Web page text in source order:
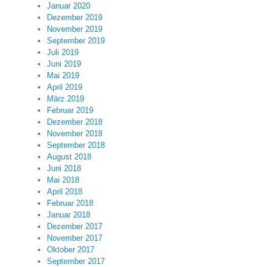
Januar 2020
Dezember 2019
November 2019
September 2019
Juli 2019
Juni 2019
Mai 2019
April 2019
März 2019
Februar 2019
Dezember 2018
November 2018
September 2018
August 2018
Juni 2018
Mai 2018
April 2018
Februar 2018
Januar 2018
Dezember 2017
November 2017
Oktober 2017
September 2017